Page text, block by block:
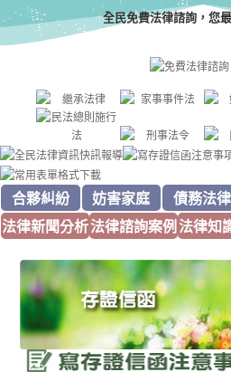
全民免費法律諮詢，您
合夥糾紛 妨害家庭 債務法律
法律新聞分析法律諮詢案例法律知